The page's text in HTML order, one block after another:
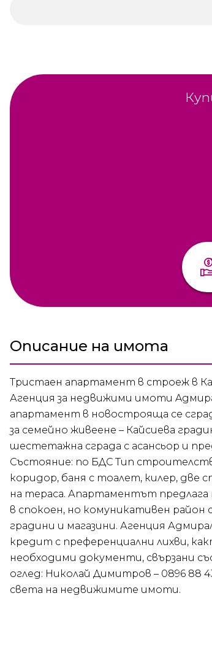
Описание на имота
Тристаен апартамент в строеж в
Агенция за недвижими имоти
апартамент в новострояща се
за семейно живеене – Кайсиева
шестетажна сграда с асансьор и
Състояние: по БДС Тип
коридор, баня с тоалет, килер, две
на тераса. Апартаментът предлага
в спокоен, но комуникативен район
градини и магазини. Агенция
кредит с преференциални лихви,
необходими документи, свързани
оглед: Николай Димитров – 0896 88
света на недвижимите имоти.